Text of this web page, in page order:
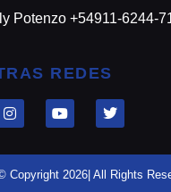
Potenzo +54911-6244-
REDES
Copyright 2026| All Rights